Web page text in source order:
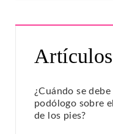
¿Cuándo se
podólogo sobre
de los pies?